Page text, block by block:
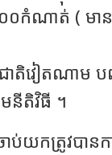
កំណាត់ ( មា
វៀតណាម បញ្
មនីតិវិធី ។
ចាប់យកត្រូវបាន